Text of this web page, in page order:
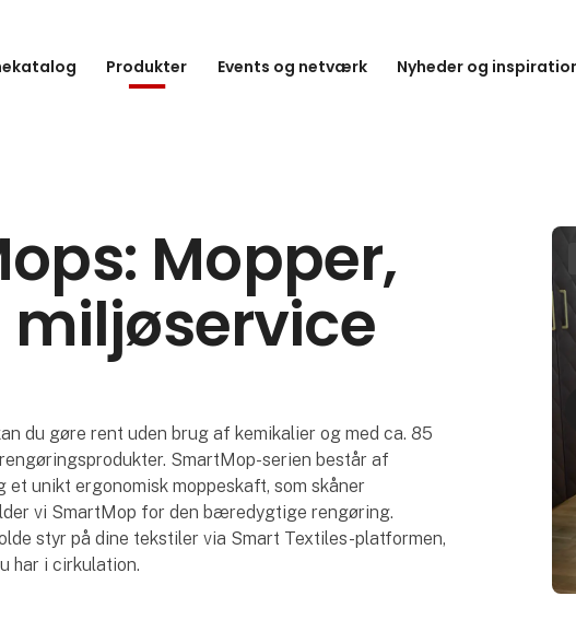
Produkter Events og netværk Nyheder og
Mopper,
du gøre rent uden brug af kemikalier og med ca. 85
SmartMop-serien består af
unikt ergonomisk moppeskaft, som skåner
vi SmartMop for den bæredygtige rengøring.
styr på dine tekstiler via Smart Textiles-platformen,
har i cirkulation.